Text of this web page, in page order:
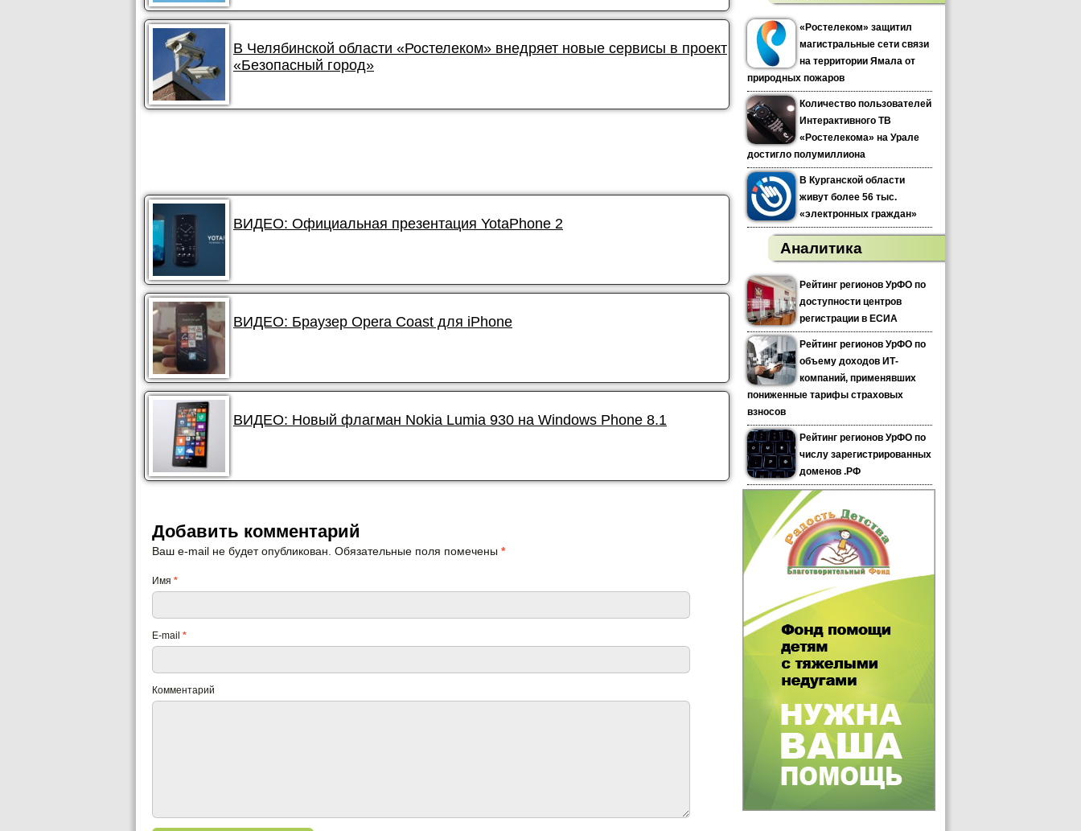
В Челябинской области «Ростелеком» внедряет новые сервисы в проект
«Безопасный город»
ВИДЕО: Официальная презентация YotaPhone 2
ВИДЕО: Браузер Opera Coast для iPhone
ВИДЕО: Новый флагман Nokia Lumia 930 на Windows Phone 8.1
Добавить комментарий
Ваш e-mail не будет опубликован. Обязательные поля помечены *
Имя *
E-mail *
Комментарий
«Ростелеком» защитил
магистральные сети связи
на территории Ямала от
природных пожаров
Количество пользователей
Интерактивного ТВ
«Ростелекома» на Урале
достигло полумиллиона
В Курганской области
живут более 56 тыс.
«электронных граждан»
Аналитика
Рейтинг регионов УрФО по
доступности центров
регистрации в ЕСИА
Рейтинг регионов УрФО по
объему доходов ИТ-
компаний, применявших
пониженные тарифы страховых
взносов
Рейтинг регионов УрФО по
числу зарегистрированных
доменов .РФ